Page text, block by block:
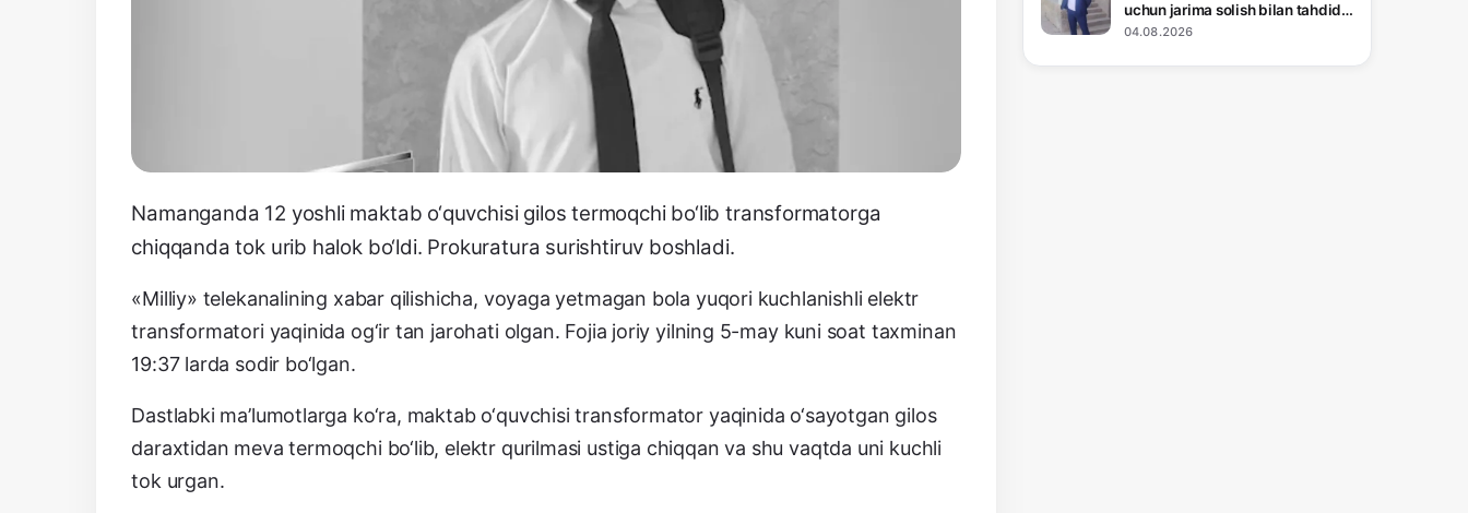
Namanganda 12 yoshli maktab o‘quvchisi gilos termoqchi bo‘lib transformatorga
chiqqanda tok urib halok bo‘ldi. Prokuratura surishtiruv boshladi.
«Milliy» telekanalining xabar qilishicha, voyaga yetmagan bola yuqori kuchlanishli elektr
transformatori yaqinida og‘ir tan jarohati olgan. Fojia joriy yilning 5-may kuni soat taxminan
19:37 larda sodir bo‘lgan.
Dastlabki ma’lumotlarga ko‘ra, maktab o‘quvchisi transformator yaqinida o‘sayotgan gilos
daraxtidan meva termoqchi bo‘lib, elektr qurilmasi ustiga chiqqan va shu vaqtda uni kuchli
tok urgan.
uchun jarima solish bilan tahdid
qildi
04.08.2026